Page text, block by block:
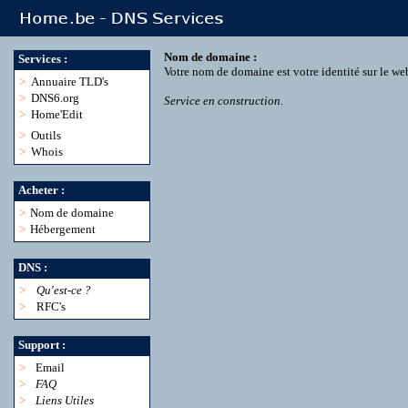
Services :
> Annuaire TLD's
> DNS6.org
> Home'Edit
> Outils
> Whois
Acheter :
> Nom de domaine
> Hébergement
DNS :
>
Qu'est-ce ?
>
RFC's
Support :
>
Email
>
FAQ
>
Liens Utiles
Nom de domaine :
Votre nom de domaine est votre identité sur le
Service en construction.